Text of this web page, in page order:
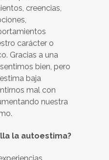
creencias,
carácter o
Gracias a una
bien, pero
baja
mal con
nuestra
la autoestima?